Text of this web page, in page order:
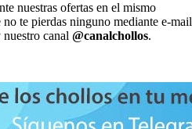
nuestras ofertas en el mismo
te pierdas ninguno mediante e-mail
nuestro canal @canalchollos.